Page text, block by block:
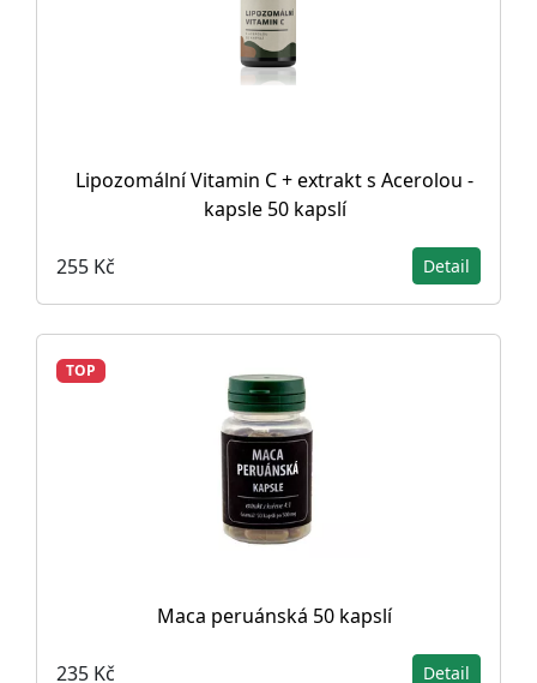
Lipozomální Vitamin C + extrakt s Acerolou -
kapsle 50 kapslí
255 Kč Detail
TOP
Maca peruánská 50 kapslí
235 Kč Detail